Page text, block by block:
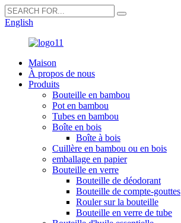
English
Maison
À propos de nous
Produits
Bouteille en bambou
Pot en bambou
Tubes en bambou
Boîte en bois
Boîte à bois
Cuillère en bambou ou en bois
emballage en papier
Bouteille en verre
Bouteille de déodorant
Bouteille de compte-gouttes
Rouler sur la bouteille
Bouteille en verre de tube